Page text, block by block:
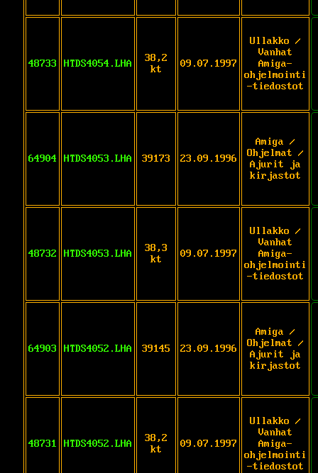
48733 HTDS4054.LHA
38,2
kt
09.07.1997
Ullakko /
Vanhat
Amiga-
ohjelmointi
-tiedostot
64904 HTDS4053.LHA 39173 23.09.1996
Amiga /
Ohjelmat /
Ajurit ja
kirjastot
48732 HTDS4053.LHA
38,3
kt
09.07.1997
Ullakko /
Vanhat
Amiga-
ohjelmointi
-tiedostot
64903 HTDS4052.LHA 39145 23.09.1996
Amiga /
Ohjelmat /
Ajurit ja
kirjastot
48731 HTDS4052.LHA
38,2
kt
09.07.1997
Ullakko /
Vanhat
Amiga-
ohjelmointi
-tiedostot